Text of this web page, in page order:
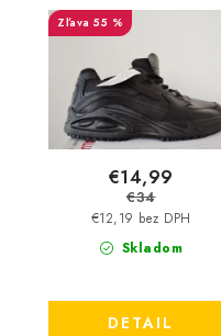
unisex - výpredaj
55 %
Skladom
€12,19 bez DPH
€14,99
€34
DETAIL